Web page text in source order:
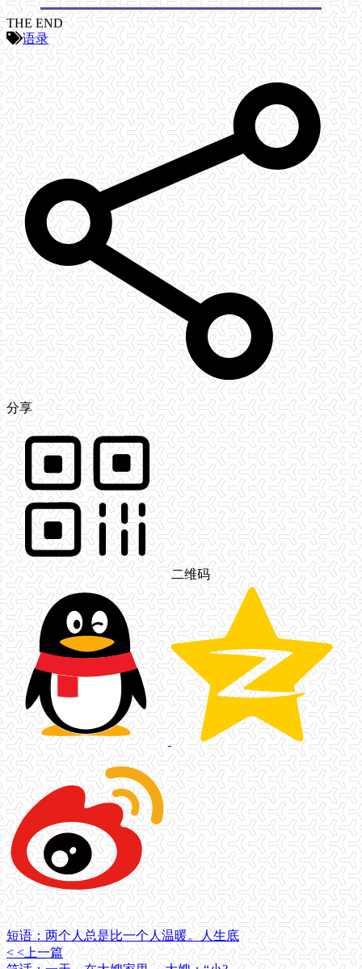
THE END
语录
分享
二维码
短语：两个人总是比一个人温暖。人生底
< <上一篇